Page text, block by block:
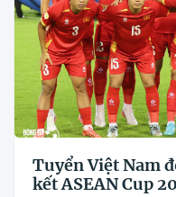
Tuyển Việt Nam
kết ASEAN Cup